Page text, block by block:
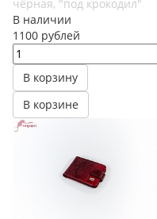
чёрная, "под крокодил"
В наличии
1100 рублей
В корзину
В корзине